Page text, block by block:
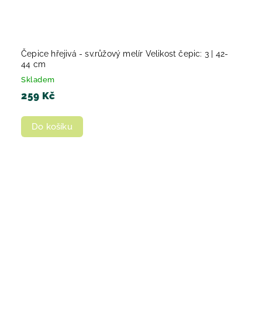
Čepice hřejivá - sv.růžový melír Velikost čepic: 3 | 42-
44 cm
Skladem
259 Kč
Do košíku